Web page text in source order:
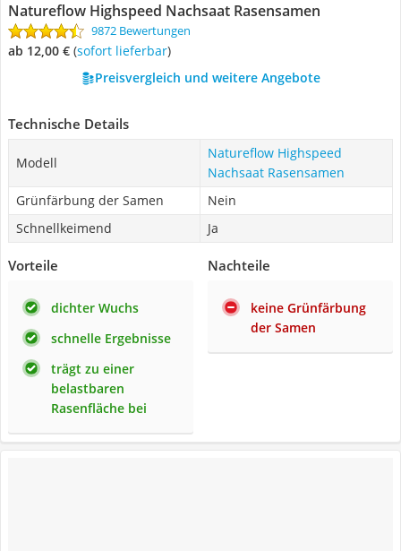
Natureflow Highspeed Nachsaat Rasensamen
9872 Bewertungen
ab 12,00 € ( Sofort lieferbar)
Preisvergleich und weitere Angebote
Technische Details
Modell
Natureflow Highspeed
Nachsaat Rasensamen
Grünfärbung der Samen
Nein
Schnellkeimend
Ja
Vorteile
dichter Wuchs
schnelle Ergebnisse
trägt zu einer
belastbaren
Rasenfläche bei
Nachteile
keine Grünfärbung
der Samen